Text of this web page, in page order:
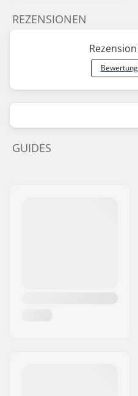
REZENSIONEN
GUIDES